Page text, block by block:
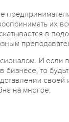
их
в
И если
бизнесе, то
своей
на многое.